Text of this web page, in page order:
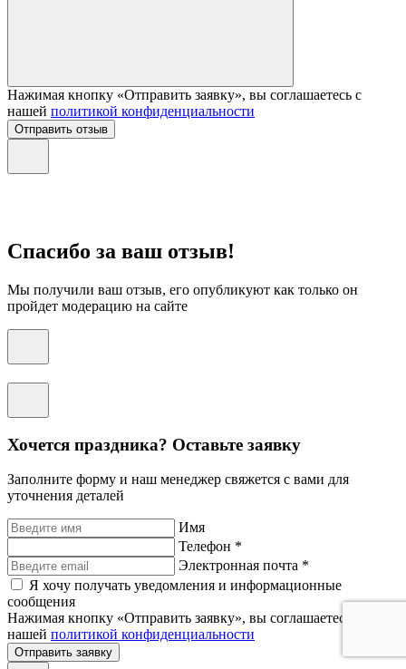
Нажимая кнопку «Отправить заявку», вы соглашаетесь с
нашей политикой конфиденциальности
Отправить отзыв
Спасибо за ваш отзыв!
Мы получили ваш отзыв, его опубликуют как только он
пройдет модерацию на сайте
Хочется праздника? Оставьте заявку
Заполните форму и наш менеджер свяжется с вами для
уточнения деталей
Имя
Телефон *
Электронная почта *
Я хочу получать уведомления и информационные
сообщения
Нажимая кнопку «Отправить заявку», вы соглашаетесь с
нашей политикой конфиденциальности
Отправить заявку